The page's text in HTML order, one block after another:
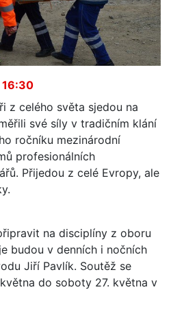
16:30
z celého světa sjedou na
své síly v tradičním klání
ročníku mezinárodní
profesionálních
Přijedou z celé Evropy, ale
na disciplíny z oboru
budou v denních i nočních
Jiří Pavlík. Soutěž se
do soboty 27. května v